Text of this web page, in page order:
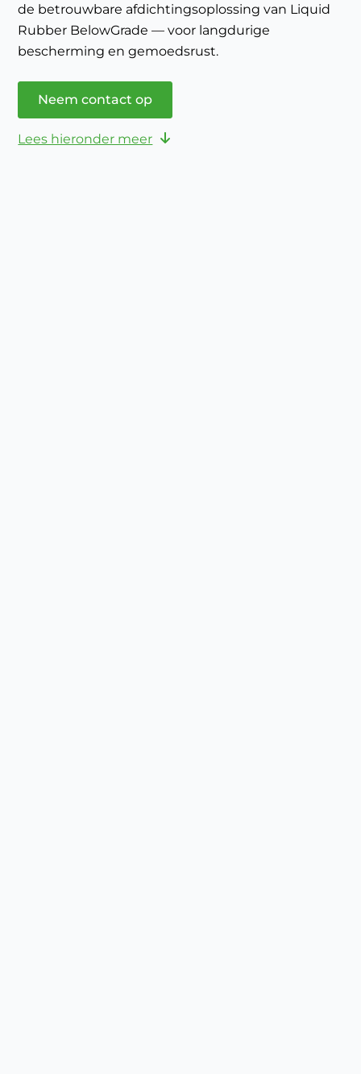
de betrouwbare afdichtingsoplossing van Liquid
Rubber BelowGrade — voor langdurige
bescherming en gemoedsrust.
Neem contact op
Lees hieronder meer